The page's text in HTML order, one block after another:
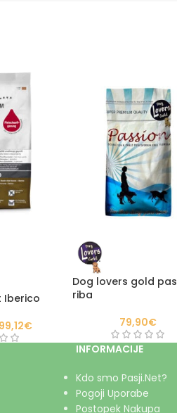
Iberico
99,12€
Dog lovers gold
riba
79,90€
INFORMACIJE
Kdo smo Pasji.Net?
Pogoji Uporabe
Postopek Nakupa